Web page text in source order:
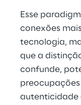
Esse
conexões
tecnologia,
que a
confunde,
autenticidade